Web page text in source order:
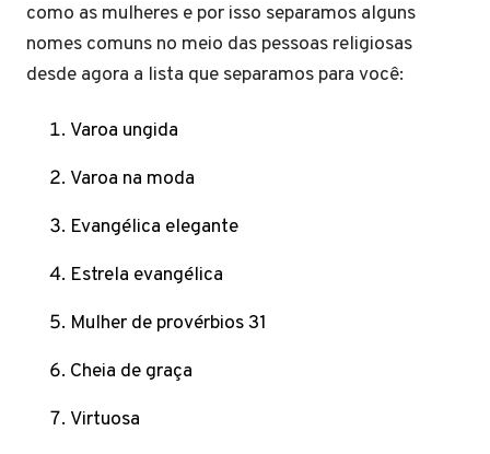
como as mulheres e por isso separamos alguns
nomes comuns no meio das pessoas religiosas
desde agora a lista que separamos para você:
Varoa ungida
Varoa na moda
Evangélica elegante
Estrela evangélica
Mulher de provérbios 31
Cheia de graça
Virtuosa